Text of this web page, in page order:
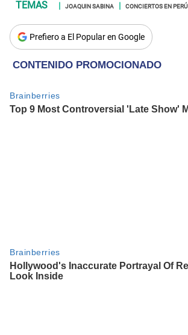
JOAQUIN SABINA CONCIERTOS EN PERÚ
Prefiero a El Popular en Google